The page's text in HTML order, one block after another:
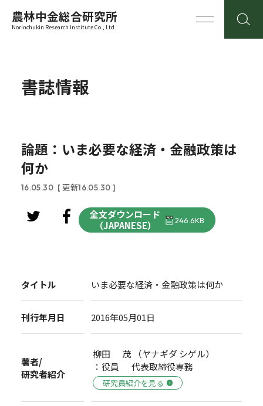
農林中金総合研究所
Norinchukin Research Institute Co., Ltd.
書誌情報
論題：いま必要な経済・金融政策は
何か
16.05.30 [ 更新16.05.30 ]
全文ダウンロード
（JAPANESE）
246.6KB
タイトル いま必要な経済・金融政策は何か
刊行年月日 2016年05月01日
著者/
研究者紹介
柳田 茂 （ヤナギダ シゲル）
：役員 代表取締役専務
研究員紹介を見る